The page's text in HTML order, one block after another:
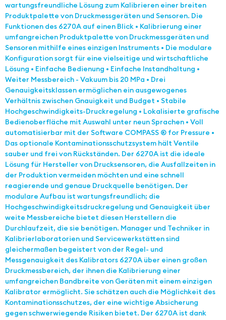
wartungsfreundliche Lösung zum Kalibrieren einer breiten
Produktpalette von Druckmessgeräten und Sensoren. Die
Funktionen des 6270A auf einen Blick • Kalibrierung einer
umfangreichen Produktpalette von Druckmessgeräten und
Sensoren mithilfe eines einzigen Instruments • Die modulare
Konfiguration sorgt für eine vielseitige und wirtschaftliche
Lösung • Einfache Bedienung • Einfache Instandhaltung •
Weiter Messbereich - Vakuum bis 20 MPa • Drei
Genauigkeitsklassen ermöglichen ein ausgewogenes
Verhältnis zwischen Gnauigkeit und Budget • Stabile
Hochgeschwindigkeits-Druckregelung • Lokalisierte grafische
Bedienoberfläche mit Auswahl unter neun Sprachen • Voll
automatisierbar mit der Software COMPASS ® for Pressure •
Das optionale Kontaminationsschutzsystem hält Ventile
sauber und frei von Rückständen. Der 6270A ist die ideale
Lösung für Hersteller von Drucksensoren, die Ausfallzeiten in
der Produktion vermeiden möchten und eine schnell
reagierende und genaue Druckquelle benötigen. Der
modulare Aufbau ist wartungsfreundlich; die
Hochgeschwindigkeitsdruckregelung und Genauigkeit über
weite Messbereiche bietet diesen Herstellern die
Durchlaufzeit, die sie benötigen. Manager und Techniker in
Kalibrierlaboratorien und Servicewerkstätten sind
gleichermaßen begeistert von der Regel- und
Messgenauigkeit des Kalibrators 6270A über einen großen
Druckmessbereich, der ihnen die Kalibrierung einer
umfangreichen Bandbreite von Geräten mit einem einzigen
Kalibrator ermöglicht. Sie schätzen auch die Möglichkeit des
Kontaminationsschutzes, der eine wichtige Absicherung
gegen schwerwiegende Risiken bietet. Der 6270A ist dank